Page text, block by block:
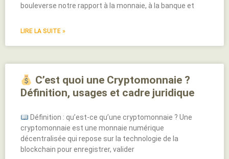
bouleverse notre rapport à la monnaie, à la banque et
LIRE LA SUITE »
C’est quoi une Cryptomonnaie ?
Définition, usages et cadre juridique
Définition : qu’est-ce qu’une cryptomonnaie ? Une
cryptomonnaie est une monnaie numérique
décentralisée qui repose sur la technologie de la
blockchain pour enregistrer, valider